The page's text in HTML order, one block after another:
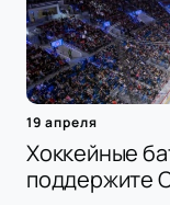
19 апреля
Хоккейные
поддержите